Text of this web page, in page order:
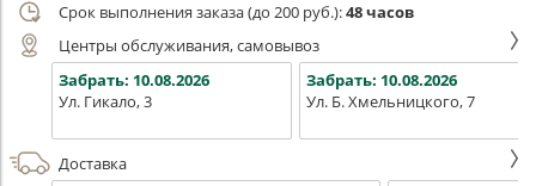
Срок выполнения заказа (до 200 руб.):48 часов
Центры обслуживания, самовывоз
Забрать: 10.08.2026
Ул. Гикало, 3
Забрать: 10.08.2026
Ул. Б. Хмельницкого, 7
Доставка